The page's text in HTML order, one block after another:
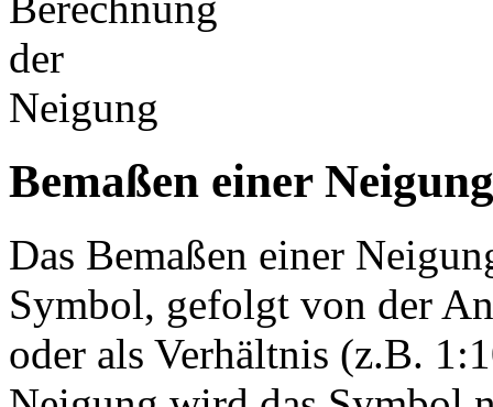
Bemaßen einer Neigung
Das Bemaßen einer
Symbol, gefolgt von der
oder als Verhältnis (z.B.